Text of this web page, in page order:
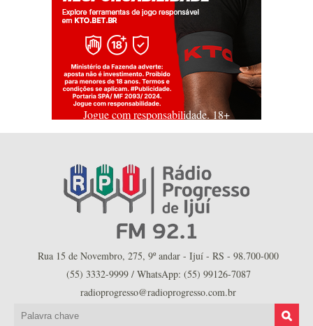
Jogue com responsabilidade. 18+
Rua 15 de Novembro, 275, 9º andar - Ijuí - RS - 98.700-000
(55) 3332-9999 / WhatsApp: (55) 99126-7087
radioprogresso@radioprogresso.com.br